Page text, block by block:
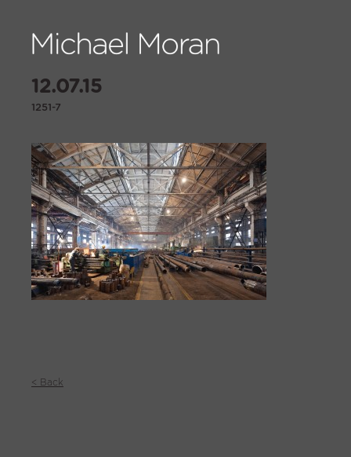
12.07.15
1251-7
< Back